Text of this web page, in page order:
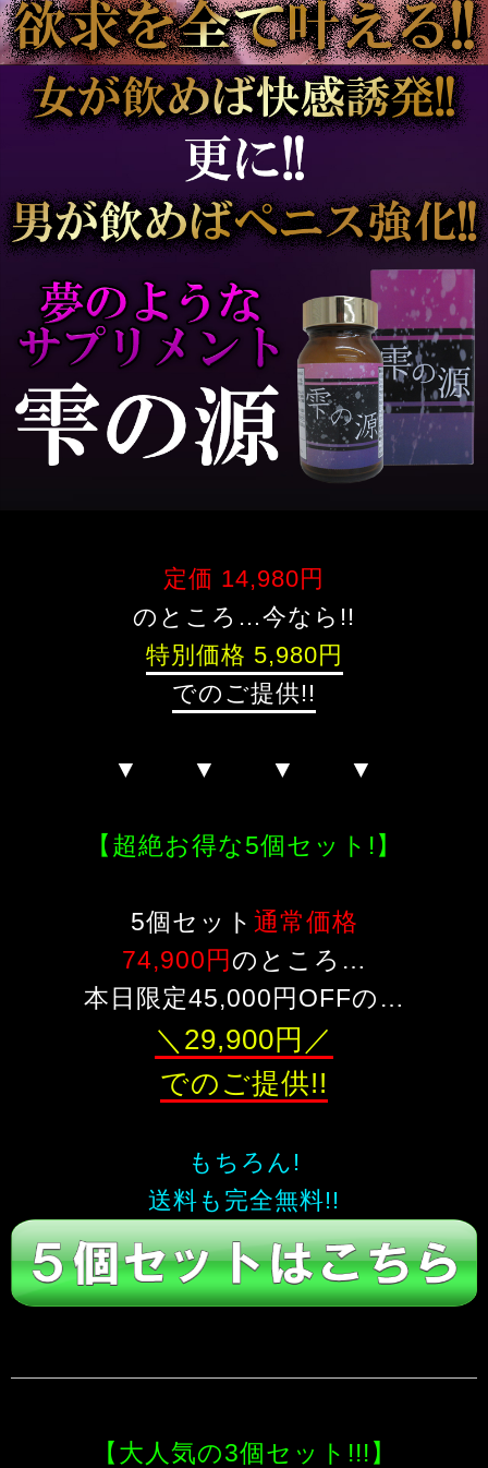
定価 14,980円
のところ…今なら!!
特別価格 5,980円
でのご提供!!
▼ ▼ ▼ ▼
【超絶お得な5個セット!】
5個セット 通常価格
74,900円のところ…
本日限定45,000円OFFの…
＼29,900円／
でのご提供!!
もちろん!
送料も完全無料!!
【大人気の3個セット!!!】